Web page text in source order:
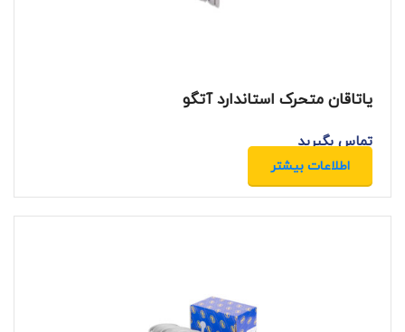
یاتاقان متحرک استاندارد آتگو
تماس بگیرید
اطلاعات بیشتر